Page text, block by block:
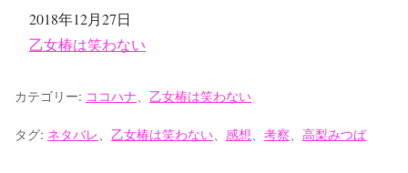
日付
2018年12月27日
関連理由
乙女椿は笑わない
カテゴリー: ココハナ、 乙女椿は笑わない
タグ: ネタバレ、 乙女椿は笑わない、 感想、 考察、 高梨みつば